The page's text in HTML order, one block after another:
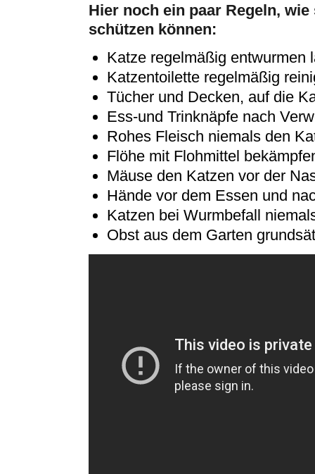
Hier noch ein paar Regeln,
schützen können:
Katze regelmäßig entwurmen
Katzentoilette regelmäßig
Tücher und Decken, auf die
Ess-und Trinknäpfe nach
Rohes Fleisch niemals den
Flöhe mit Flohmittel
Mäuse den Katzen vor der
Hände vor dem Essen und
Katzen bei Wurmbefall
Obst aus dem Garten